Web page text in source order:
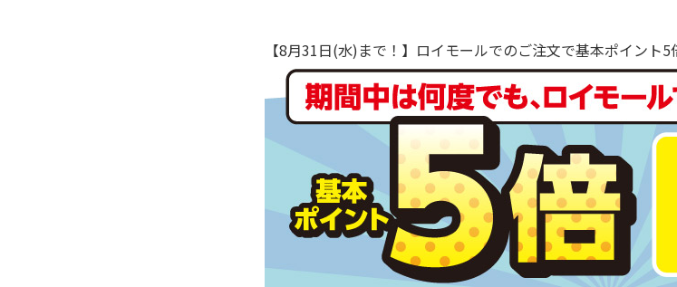
【8月31日(水)まで！】ロイモールでのご注文で基本ポイント5